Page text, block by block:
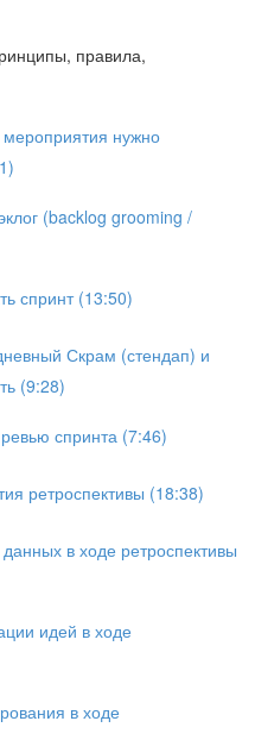
правила,
нужно
(backlog grooming /
спринт (13:50)
Скрам (стендап) и
(9:28)
спринта (7:46)
ретроспективы (18:38)
в ходе ретроспективы
идей в ходе
в ходе